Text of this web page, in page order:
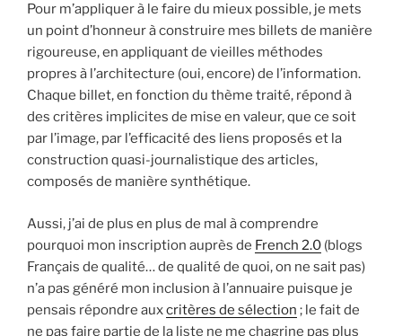
Pour m’appliquer à le faire du mieux possible, je mets
un point d’honneur à construire mes billets de manière
rigoureuse, en appliquant de vieilles méthodes
propres à l’architecture (oui, encore) de l’information.
Chaque billet, en fonction du thème traité, répond à
des critères implicites de mise en valeur, que ce soit
par l’image, par l’efficacité des liens proposés et la
construction quasi-journalistique des articles,
composés de manière synthétique.
Aussi, j’ai de plus en plus de mal à comprendre
pourquoi mon inscription auprès de French 2.0 (blogs
Français de qualité… de qualité de quoi, on ne sait pas)
n’a pas généré mon inclusion à l’annuaire puisque je
pensais répondre auxcritères de sélection ; le fait de
ne pas faire partie de la liste ne me chagrine pas plus